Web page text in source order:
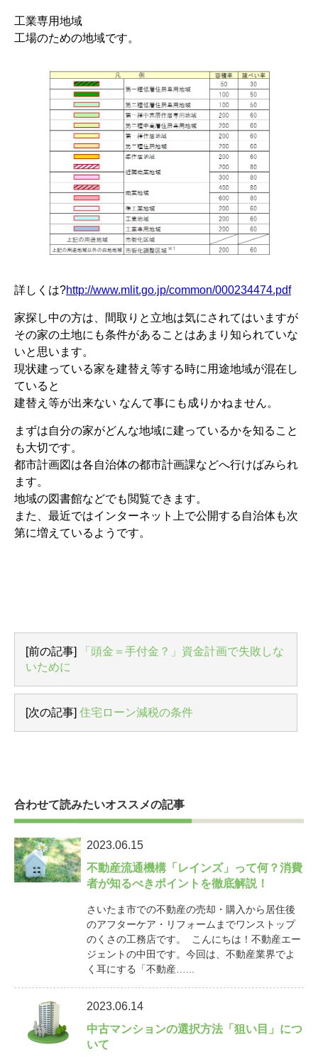
工業専用地域
工場のための地域です。
詳しくは?http://www.mlit.go.jp/common/000234474.pdf
家探し中の方は、間取りと立地は気にされてはいますが
その家の土地にも条件があることはあまり知られていな
いと思います。
現状建っている家を建替え等する時に用途地域が混在し
ていると
建替え等が出来ない なんて事にも成りかねません。
まずは自分の家がどんな地域に建っているかを知ること
も大切です。
都市計画図は各自治体の都市計画課などへ行けばみられ
ます。
地域の図書館などでも閲覧できます。
また、最近ではインターネット上で公開する自治体も次
第に増えているようです。
[前の記事]
「頭金＝手付金？」資金計画で失敗しな
いために
[次の記事] 住宅ローン減税の条件
合わせて読みたいオススメの記事
2023.06.15
不動産流通機構「レインズ」って何？消費
者が知るべきポイントを徹底解説！
さいたま市での不動産の売却・購入から居住後
のアフターケア・リフォームまでワンストップ
のくさの工務店です。 こんにちは！不動産エー
ジェントの中田です。今回は、不動産業界でよ
く耳にする「不動産…...
2023.06.14
中古マンションの選択方法「狙い目」につ
いて